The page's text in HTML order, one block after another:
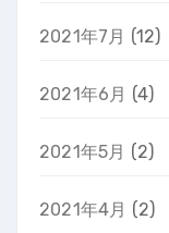
2021年7月 (12)
2021年6月 (4)
2021年5月 (2)
2021年4月 (2)